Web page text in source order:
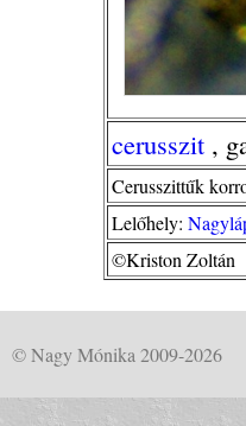
cerusszit ,
Cerusszittűk
Lelőhely:
©Kriston Zoltán
© Nagy Mónika 2009-2026